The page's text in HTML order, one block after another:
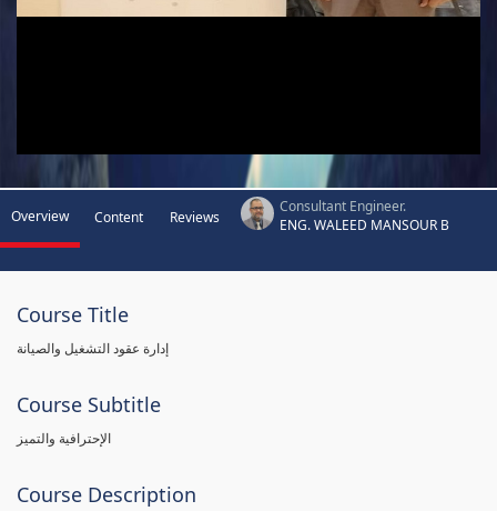
Overview Content Reviews
Consultant Engineer.
ENG. WALEED MANSOUR B
Course Title
إدارة عقود التشغيل والصيانة
Course Subtitle
الإحترافية والتميز
Course Description